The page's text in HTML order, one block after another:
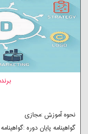
نحوه آموزش :مجازی
گواهینامه پایان دوره